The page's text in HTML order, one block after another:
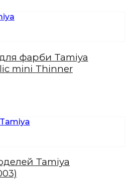
фарби Tamiya
mini Thinner
Tamiya